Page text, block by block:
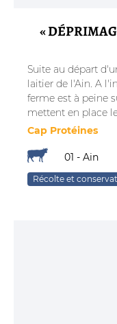
«
Suite au départ
laitier de l'Ain. A
ferme est à peine
mettent en place
Cap Protéines
01 - Ain
Récolte et